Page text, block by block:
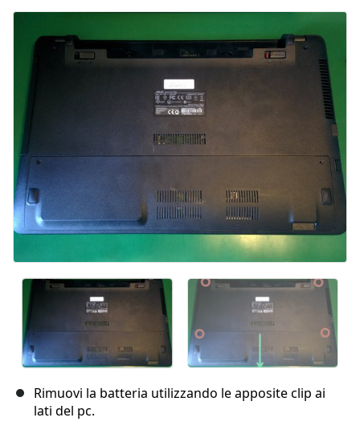
Rimuovi la batteria utilizzando le apposite clip ai
lati del pc.